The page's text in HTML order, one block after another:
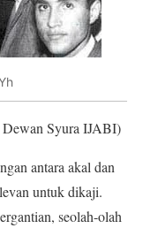
Syura IJABI)
antara akal dan
untuk dikaji.
seolah-olah